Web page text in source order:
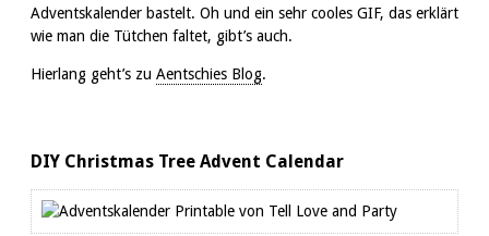
Adventskalender bastelt. Oh und ein sehr cooles GIF, das erklärt
wie man die Tütchen faltet, gibt’s auch.
Hierlang geht’s zu Aentschies Blog.
DIY Christmas Tree Advent Calendar